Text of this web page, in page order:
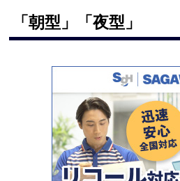
「朝型」「夜型」